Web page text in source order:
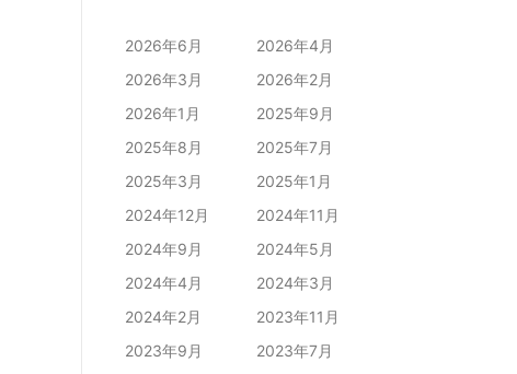
2026年6月
2026年4月
2026年3月
2026年2月
2026年1月
2025年9月
2025年8月
2025年7月
2025年3月
2025年1月
2024年12月
2024年11月
2024年9月
2024年5月
2024年4月
2024年3月
2024年2月
2023年11月
2023年9月
2023年7月